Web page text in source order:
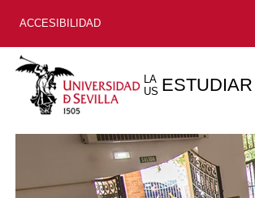
ACCESIBILIDAD
LA
US ESTUDIAR